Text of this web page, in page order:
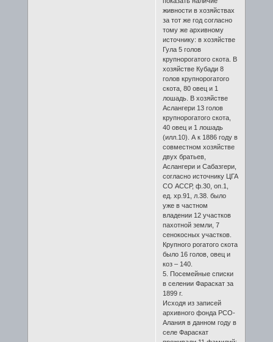
живности в хозяйствах
за тот же год согласно
тому же архивному
источнику: в хозяйстве
Гула 5 голов
крупнорогатого скота. В
хозяйстве Кубади 8
голов крупнорогатого
скота, 80 овец и 1
лошадь. В хозяйстве
Аслангери 13 голов
крупнорогатого скота,
40 овец и 1 лошадь
(илл.10). А к 1886 году в
совместном хозяйстве
двух братьев,
Аслангери и Сабазгери,
согласно источнику ЦГА
СО АССР, ф.30, оп.1,
ед. хр.91, л.38. было
уже в частном
владении 12 участков
пахотной земли, 7
сенокосных участков.
Крупного рогатого скота
было 16 голов, овец и
коз – 140.
5. Посемейные списки
в селении Фараскат за
1899 г.
Исходя из записей
архивного фонда РСО-
Алания в данном году в
селе Фараскат